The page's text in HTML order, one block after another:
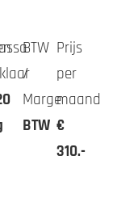
BTW
/
Marge
BTW
Prijs
per
maand
€
310.-